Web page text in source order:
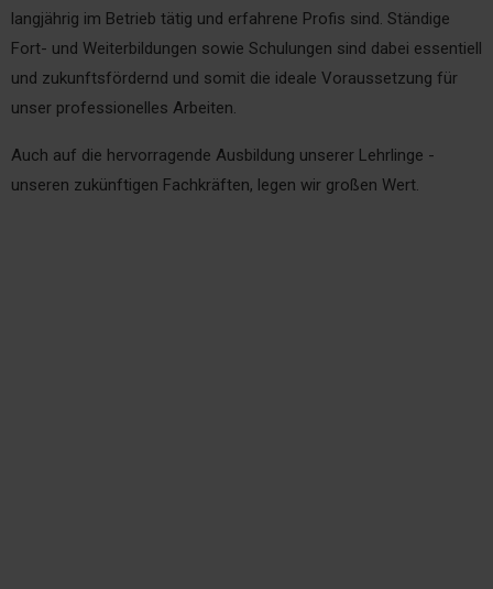
langjährig im Betrieb tätig und erfahrene Profis sind. Ständige
Fort- und Weiterbildungen sowie Schulungen sind dabei essentiell
und zukunftsfördernd und somit die ideale Voraussetzung für
unser professionelles Arbeiten.
Auch auf die hervorragende Ausbildung unserer Lehrlinge -
unseren zukünftigen Fachkräften, legen wir großen Wert.